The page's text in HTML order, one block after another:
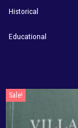
Historical
Educational
Sale!